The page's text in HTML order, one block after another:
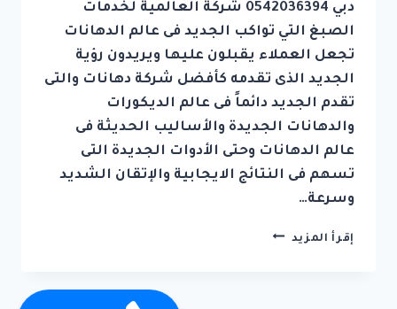
دبي 0542036394 شركة العالمية لخدمات
الصبغ التي تواكب الجديد فى عالم الدهانات
تجعل العملاء يقبلون عليها ويريدون رؤية
الجديد الذى تقدمه كأفضل شركة دهانات والتى
تقدم الجديد دائماً فى عالم الديكورات
والدهانات الجديدة والأساليب الحديثة فى
عالم الدهانات وحتى الأدوات الجديدة التى
تسهم فى النتائج الايجابية والإتقان الشديد
وسرعة…
إقرأ المزيد شركة